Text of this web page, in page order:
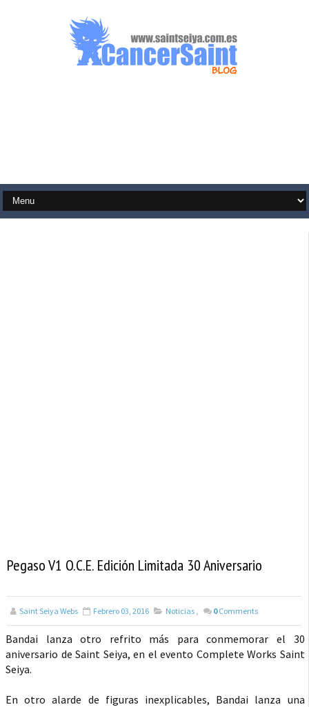
Pegaso V1 O.C.E. Edición Limitada 30 Aniversario
Saint Seiya Webs Febrero 03, 2016 Noticias , 0 Comments
Bandai lanza otro refrito más para conmemorar el 30
aniversario de Saint Seiya, en el evento Complete Works Saint
Seiya.
En otro alarde de figuras inexplicables, Bandai lanza una